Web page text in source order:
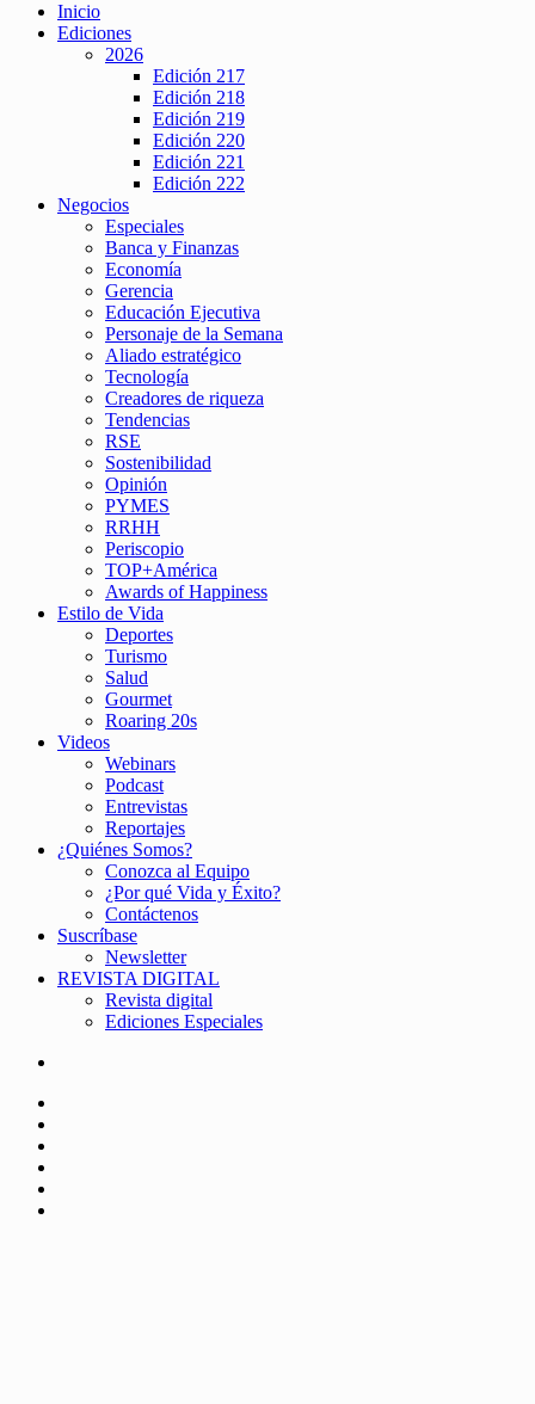
Inicio
Ediciones
2026
Edición 217
Edición 218
Edición 219
Edición 220
Edición 221
Edición 222
Negocios
Especiales
Banca y Finanzas
Economía
Gerencia
Educación Ejecutiva
Personaje de la Semana
Aliado estratégico
Tecnología
Creadores de riqueza
Tendencias
RSE
Sostenibilidad
Opinión
PYMES
RRHH
Periscopio
TOP+América
Awards of Happiness
Estilo de Vida
Deportes
Turismo
Salud
Gourmet
Roaring 20s
Videos
Webinars
Podcast
Entrevistas
Reportajes
¿Quiénes Somos?
Conozca al Equipo
¿Por qué Vida y Éxito?
Contáctenos
Suscríbase
Newsletter
REVISTA DIGITAL
Revista digital
Ediciones Especiales